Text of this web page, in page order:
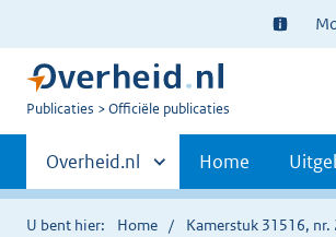
Ter
U
Publicaties Officiële publicaties
Primaire
navigatie
Andere
sites
binnen
Overheid.nl Home
U bent hier: Home Kamerstuk 31516, nr.